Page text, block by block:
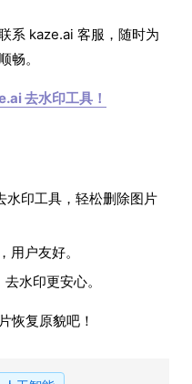
系 kaze.ai 客服，随时为
畅。
去水印工具！
水印工具，轻松删除图片
用户友好。
水印更安心。
恢复原貌吧！